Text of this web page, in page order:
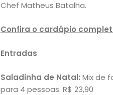
Chef Matheus Batalha.
Confira o cardápio
Entradas
Saladinha de Natal: Mix de
para 4 pessoas. R$ 23,90